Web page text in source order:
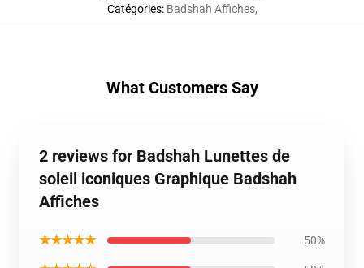
Catégories: Badshah Affiches,
What Customers Say
2 reviews for Badshah Lunettes de
soleil iconiques Graphique Badshah
Affiches
★★★★★ 50%